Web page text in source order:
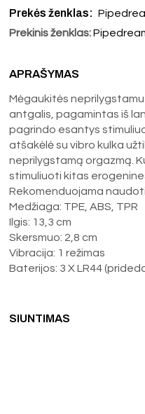
Prekės ženklas:
Prekinis ženklas:
APRAŠYMAS
Mėgaukitės
antgalis, pagamintas iš
pagrindo esantys
atšakėlė su vibro kulka
neprilygstamą orgazmą.
stimuliuoti kitas
Rekomenduojama
Medžiaga: TPE, ABS, TPR
Ilgis: 13,3 cm
Skersmuo: 2,8 cm
Vibracija: 1 režimas
Baterijos: 3 X LR44
SIUNTIMAS